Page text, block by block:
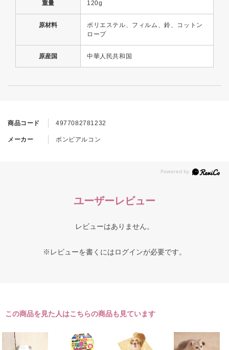
商品コード 4977082781232
メーカー ボンビアルコン
重量 120g
原材料
ポリエステル、フィルム、鈴、コットン
ロープ
原産国 中華人民共和国
ユーザーレビュー
レビューはありません。
※レビューを書くにはログインが必要です。
この商品を見た人はこちらの商品も見ています